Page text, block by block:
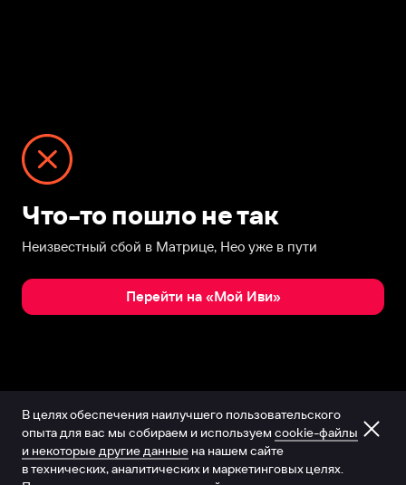
Что-то пошло не так
Неизвестный сбой в Матрице, Нео уже в пути
Перейти на «Мой Иви»
В целях обеспечения наилучшего пользовательского
опыта для вас мы собираем и используем cookie-файлы
и некоторые другие данные на нашем сайте
в технических, аналитических и маркетинговых целях.